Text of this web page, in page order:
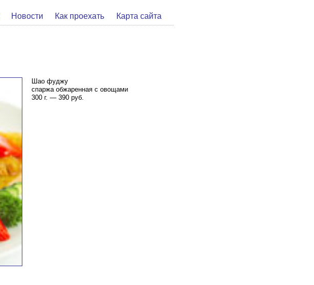
Новости Как проехать Карта сайта
Шао фуджу
спаржа обжаренная с овощами
300 г. — 390 руб.